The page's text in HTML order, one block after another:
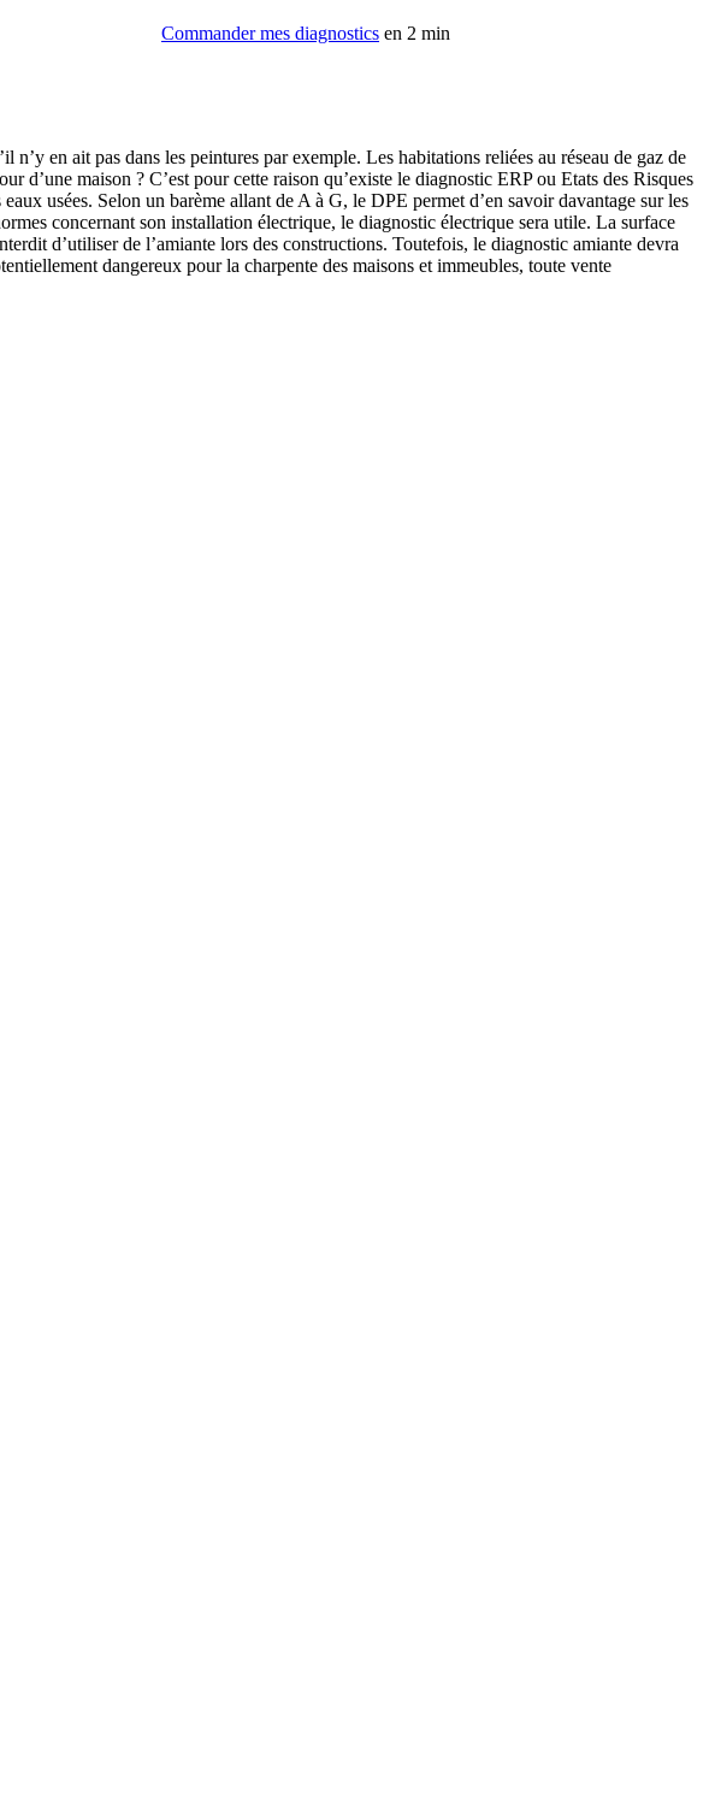
Commander mes diagnostics en 2 min
en ait pas dans les peintures par exemple. Les habitations reliées au réseau de gaz de
maison ? C’est pour cette raison qu’existe le diagnostic ERP ou Etats des Risques
usées. Selon un barème allant de A à G, le DPE permet d’en savoir davantage sur les
concernant son installation électrique, le diagnostic électrique sera utile. La surface
d’utiliser de l’amiante lors des constructions. Toutefois, le diagnostic amiante devra
dangereux pour la charpente des maisons et immeubles, toute vente